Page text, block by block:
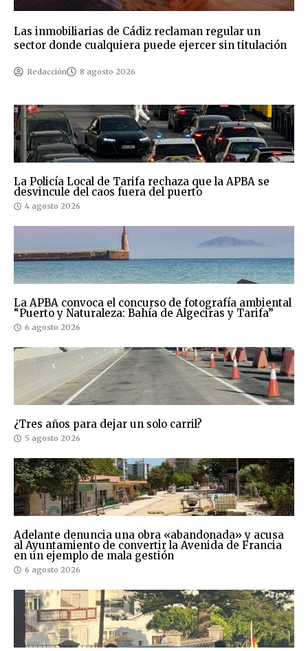
Las inmobiliarias de Cádiz reclaman regular un
sector donde cualquiera puede ejercer sin titulación
Redacción 8 agosto 2026
La Policía Local de Tarifa rechaza que la APBA se
desvincule del caos fuera del puerto
4 agosto 2026
La APBA convoca el concurso de fotografía ambiental
“Puerto y Naturaleza: Bahía de Algeciras y Tarifa”
6 agosto 2026
¿Tres años para dejar un solo carril?
5 agosto 2026
Adelante denuncia una obra «abandonada» y acusa
al Ayuntamiento de convertir la Avenida de Francia
en un ejemplo de mala gestión
6 agosto 2026